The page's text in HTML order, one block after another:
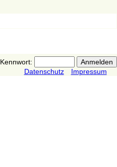
Kennwort:
Datenschutz
Impressum